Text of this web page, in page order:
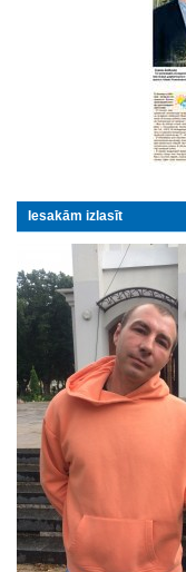
Iesakām izlasīt